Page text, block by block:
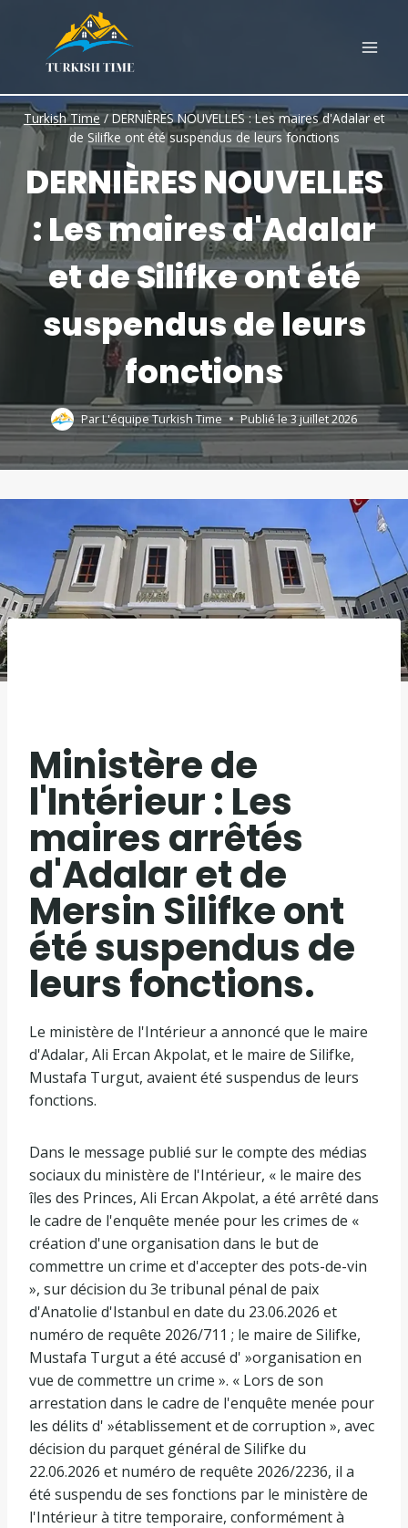
content
Turkish Time/DERNIÈRES NOUVELLES : Les maires d'Adalar et
de Silifke ont été suspendus de leurs fonctions
DERNIÈRES NOUVELLES
: Les maires d'Adalar
et de Silifke ont été
suspendus de leurs
fonctions
ParL'équipe Turkish Time Publié le3 juillet 2026
Ministère de
l'Intérieur : Les
maires arrêtés
d'Adalar et de
Mersin Silifke ont
été suspendus de
leurs fonctions.
Le ministère de l'Intérieur a annoncé que le maire
d'Adalar, Ali Ercan Akpolat, et le maire de Silifke,
Mustafa Turgut, avaient été suspendus de leurs
fonctions.
Dans le message publié sur le compte des médias
sociaux du ministère de l'Intérieur, « le maire des
îles des Princes, Ali Ercan Akpolat, a été arrêté dans
le cadre de l'enquête menée pour les crimes de «
création d'une organisation dans le but de
commettre un crime et d'accepter des pots-de-vin
», sur décision du 3e tribunal pénal de paix
d'Anatolie d'Istanbul en date du 23.06.2026 et
numéro de requête 2026/711 ; le maire de Silifke,
Mustafa Turgut a été accusé d' »organisation en
vue de commettre un crime ». « Lors de son
arrestation dans le cadre de l'enquête menée pour
les délits d' »établissement et de corruption », avec
décision du parquet général de Silifke du
22.06.2026 et numéro de requête 2026/2236, il a
été suspendu de ses fonctions par le ministère de
l'Intérieur à titre temporaire, conformément à